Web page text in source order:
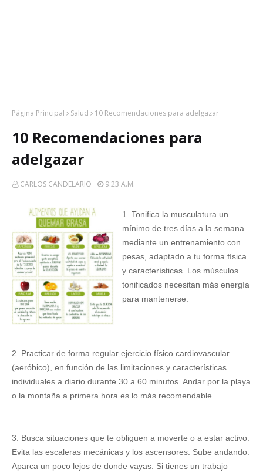
Página Principal Salud 10 Recomendaciones para adelgazar
10 Recomendaciones para
adelgazar
CARLOS CANDELARIO 9:23 A.m.
1. Tonifica la musculatura un
mínimo de tres días a la semana
mediante un entrenamiento con
pesas, adaptado a tu forma física
y características. Los músculos
tonificados necesitan más energía
para mantenerse.
2. Practicar de forma regular ejercicio físico cardiovascular
(aeróbico), en función de las limitaciones y características
individuales a diario durante 30 a 60 minutos. Andar por la playa
o la montaña a primera hora es lo más recomendable.
3. Busca situaciones que te obliguen a moverte o a estar activo.
Evita las escaleras mecánicas y los ascensores. Sube andando.
Aparca un poco lejos de donde vayas. Si tienes un trabajo